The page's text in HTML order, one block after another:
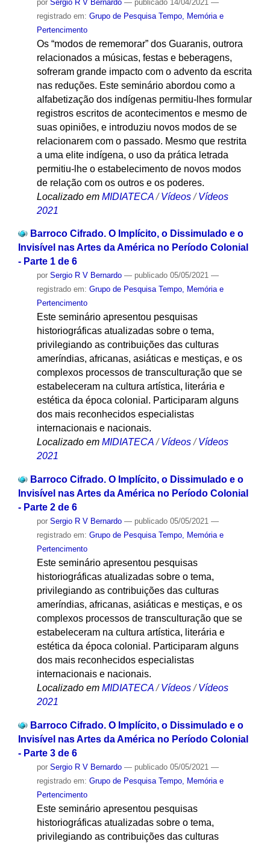
por Sergio R V Bernardo — publicado14/04/2021 —
registrado em: Grupo de Pesquisa Tempo, Memória e
Pertencimento
Os “modos de rememorar” dos Guaranis, outrora
relacionados a músicas, festas e beberagens,
sofreram grande impacto com o advento da escrita
nas reduções. Este seminário abordou como a
alfabetização dos indígenas permitiu-lhes formular
registros escritos de acontecimentos e mesmo de
suas opiniões, e introduziu novos modos de se
relacionarem com o passado. Mesmo que restrita
a uma elite indígena, o uso da prática letrada
permitiu-lhe o estabelecimento de novos modos
de relação com os outros e os poderes.
Localizado em MIDIATECA /Vídeos /Vídeos
2021
Barroco Cifrado. O Implícito, o Dissimulado e o
Invisível nas Artes da América no Período Colonial
- Parte 1 de 6
por Sergio R V Bernardo — publicado05/05/2021 —
registrado em: Grupo de Pesquisa Tempo, Memória e
Pertencimento
Este seminário apresentou pesquisas
historiográficas atualizadas sobre o tema,
privilegiando as contribuições das culturas
ameríndias, africanas, asiáticas e mestiças, e os
complexos processos de transculturação que se
estabeleceram na cultura artística, literária e
estética da época colonial. Participaram alguns
dos mais reconhecidos especialistas
internacionais e nacionais.
Localizado em MIDIATECA / Vídeos / Vídeos
2021
Barroco Cifrado. O Implícito, o Dissimulado e o
Invisível nas Artes da América no Período Colonial
- Parte 2 de 6
por Sergio R V Bernardo — publicado05/05/2021 —
registrado em: Grupo de Pesquisa Tempo, Memória e
Pertencimento
Este seminário apresentou pesquisas
historiográficas atualizadas sobre o tema,
privilegiando as contribuições das culturas
ameríndias, africanas, asiáticas e mestiças, e os
complexos processos de transculturação que se
estabeleceram na cultura artística, literária e
estética da época colonial. Participaram alguns
dos mais reconhecidos especialistas
internacionais e nacionais.
Localizado em MIDIATECA /Vídeos /Vídeos
2021
Barroco Cifrado. O Implícito, o Dissimulado e o
Invisível nas Artes da América no Período Colonial
- Parte 3 de 6
por Sergio R V Bernardo — publicado05/05/2021 —
registrado em: Grupo de Pesquisa Tempo, Memória e
Pertencimento
Este seminário apresentou pesquisas
historiográficas atualizadas sobre o tema,
privilegiando as contribuições das culturas